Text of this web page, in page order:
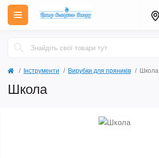
Інструменти Вирубки для пряників Школа
Школа